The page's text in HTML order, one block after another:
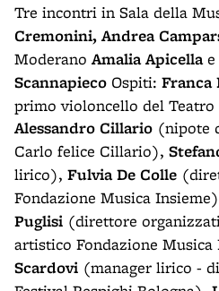
Tre incontri in Sala della
Cremonini, Andrea
Moderano Amalia Apicellae
Scannapieco Ospiti: Franca
primo violoncello del
Alessandro Cillario (nipote
Carlo felice Cillario),
lirico), Fulvia De Colle
Fondazione Musica
Puglisi (direttore
artistico Fondazione Musica
Scardovi (manager lirico -